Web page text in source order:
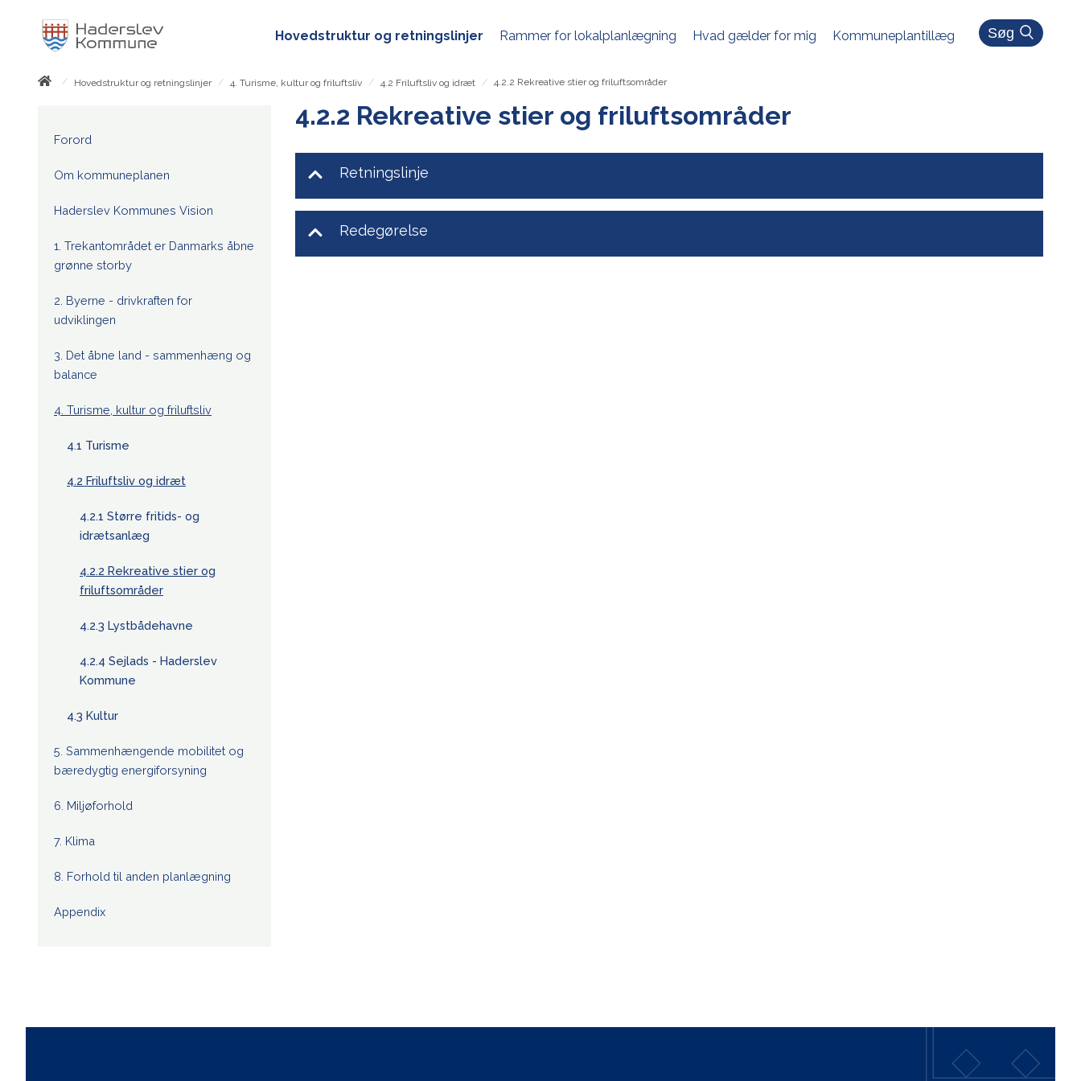
Hovedstruktur og retningslinjer Rammer for lokalplanlægning Hvad gælder for mig Kommuneplantillæg Søg
/ Hovedstruktur og retningslinjer / 4. Turisme, kultur og friluftsliv / 4.2 Friluftsliv og idræt / 4.2.2 Rekreative stier og friluftsområder
Forord
Om kommuneplanen
Haderslev Kommunes Vision
1. Trekantområdet er Danmarks åbne
grønne storby
2. Byerne - drivkraften for
udviklingen
3. Det åbne land - sammenhæng og
balance
4. Turisme, kultur og friluftsliv
4.1 Turisme
4.2 Friluftsliv og idræt
4.2.1 Større fritids- og
idrætsanlæg
4.2.2 Rekreative stier og
friluftsområder
4.2.3 Lystbådehavne
4.2.4 Sejlads - Haderslev
Kommune
4.3 Kultur
5. Sammenhængende mobilitet og
bæredygtig energiforsyning
6. Miljøforhold
7. Klima
8. Forhold til anden planlægning
Appendix
4.2.2 Rekreative stier og friluftsområder
Retningslinje
Redegørelse